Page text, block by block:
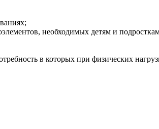
необходимых детям и
в которых при физических